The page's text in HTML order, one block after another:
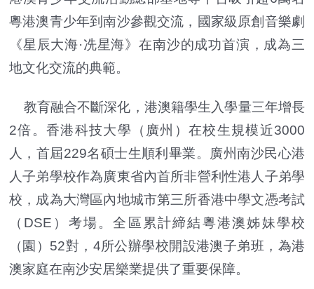
粵港澳青少年到南沙參觀交流，國家級原創音樂劇
《星辰大海·冼星海》在南沙的成功首演，成為三
地文化交流的典範。
教育融合不斷深化，港澳籍學生入學量三年增長
2倍。香港科技大學（廣州）在校生規模近3000
人，首屆229名碩士生順利畢業。廣州南沙民心港
人子弟學校作為廣東省內首所非營利性港人子弟學
校，成為大灣區內地城市第三所香港中學文憑考試
（DSE）考場。全區累計締結粵港澳姊妹學校
（園）52對，4所公辦學校開設港澳子弟班，為港
澳家庭在南沙安居樂業提供了重要保障。